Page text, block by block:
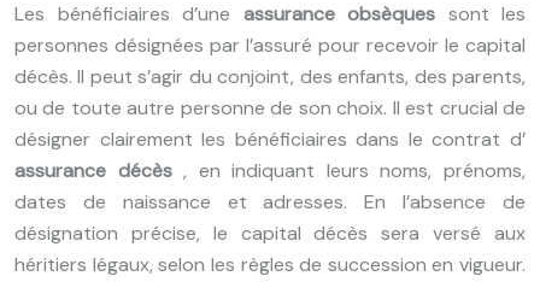
Les bénéficiaires d’une assurance obsèques sont les
personnes désignées par l’assuré pour recevoir le capital
décès. Il peut s’agir du conjoint, des enfants, des parents,
ou de toute autre personne de son choix. Il est crucial de
désigner clairement les bénéficiaires dans le contrat d’
assurance décès, en indiquant leurs noms, prénoms,
dates de naissance et adresses. En l’absence de
désignation précise, le capital décès sera versé aux
héritiers légaux, selon les règles de succession en vigueur.